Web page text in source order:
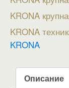
KRONA
KRONA
KRONA
Описание